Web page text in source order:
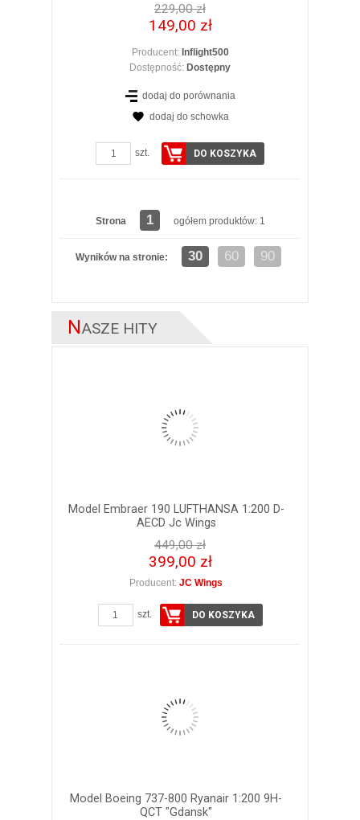
229,00 zł
149,00 zł
Producent: Inflight500
Dostępność: Dostępny
dodaj do porównania
dodaj do schowka
szt. DO KOSZYKA
Strona 1 ogółem produktów: 1
Wyników na stronie: 30 60 90
NASZE HITY
Model Embraer 190 LUFTHANSA 1:200 D-
AECD Jc Wings
449,00 zł
399,00 zł
Producent: JC Wings
szt. DO KOSZYKA
Model Boeing 737-800 Ryanair 1:200 9H-
QCT "Gdansk"